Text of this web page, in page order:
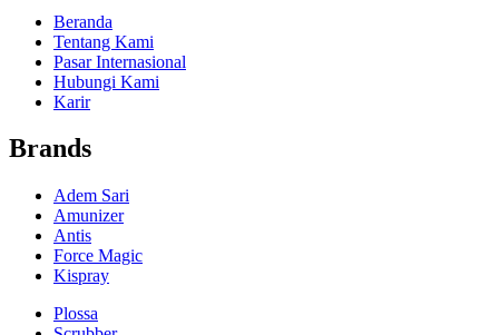
Beranda
Tentang Kami
Pasar Internasional
Hubungi Kami
Karir
Brands
Adem Sari
Amunizer
Antis
Force Magic
Kispray
Plossa